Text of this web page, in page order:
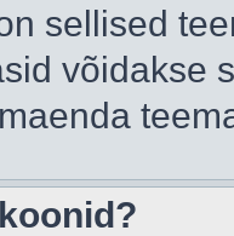
sellised
võidakse